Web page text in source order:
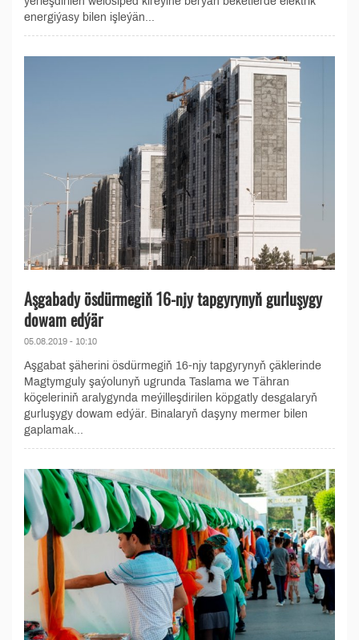
energiýasy bilen işleýän...
Aşgabady ösdürmegiň 16-njy tapgyrynyň gurluşygy
dowam edýär
05.08.2019 - 10:10
Aşgabat şäherini ösdürmegiň 16-njy tapgyrynyň çäklerinde
Magtymguly şaýolunyň ugrunda Taslama we Tähran
köçeleriniň aralygynda meýilleşdirilen köpgatly desgalaryň
gurluşygy dowam edýär. Binalaryň daşyny mermer bilen
gaplamak...